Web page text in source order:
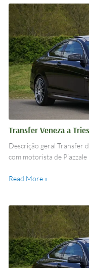
Transfer Veneza a
Descrição geral Transfer
com motorista de
Transfer
Veneza
a
Trieste
Read More »
Transfer
Veneza
a
Padova